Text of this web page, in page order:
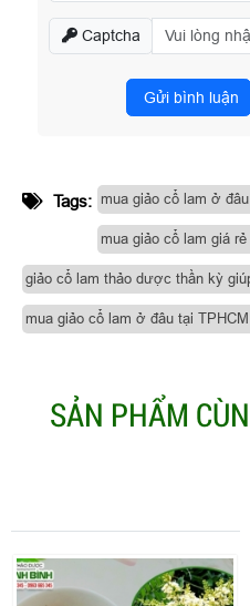
Captcha
Gửi bình luận
Tags: mua giảo cổ lam ở
mua giảo cổ lam giá
giảo cổ lam thảo dược thần kỳ
mua giảo cổ lam ở đâu tại
SẢN PHẨM